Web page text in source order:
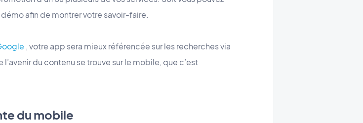
afin de montrer votre savoir-faire.
, votre app sera mieux référencée sur les recherches via
du contenu se trouve sur le mobile, que c’est
du mobile